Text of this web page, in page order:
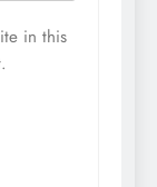
in this